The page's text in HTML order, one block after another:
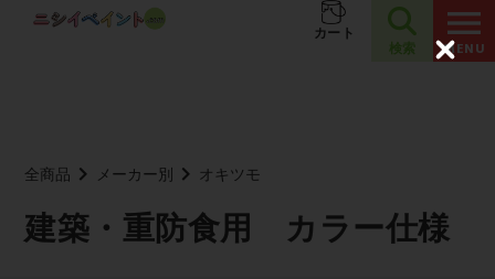
お知らせ 夏季休業のお知らせ
カート
検索
全商品 メーカー別 オキツモ
建築・重防食用 カラー仕様
C